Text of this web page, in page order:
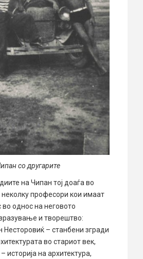
со другарите
на Чипан тој доаѓа во
неколку професори кои имаат
однос на неговото
и творештво:
Несторовиќ – станбени згради
во стариот век,
историја на архитектура,